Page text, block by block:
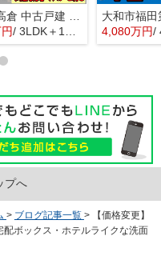
藤沢市高倉 中古戸建 全1棟
/ 3LDK＋1S(納戸) 4,080万円/
プへ
> ブログ記事一覧 >
【価格変更】
ボックス・ホテルライクな洗面